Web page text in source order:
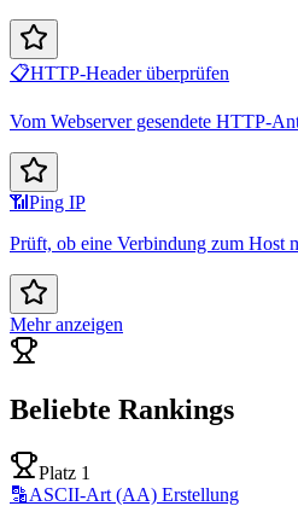
📋HTTP-Header überprüfen
Vom Webserver gesendete HTTP-
📶 Ping IP
Prüft, ob eine Verbindung zum Host
Mehr anzeigen
Beliebte Rankings
Platz 1
🔡ASCII-Art (AA) Erstellung